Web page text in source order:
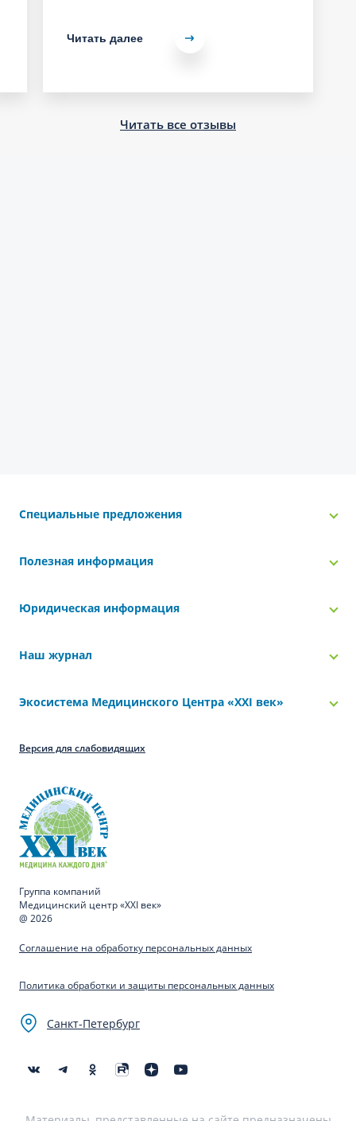
Читать далее
Читать все отзывы
Специальные предложения
Полезная информация
Юридическая информация
Наш журнал
Экосистема Медицинского Центра «‎XXI век»
Версия для слабовидящих
Группа компаний
Медицинский центр «XXI век»
@ 2026
Соглашение на обработку персональных данных
Политика обработки и защиты персональных данных
Санкт-Петербург